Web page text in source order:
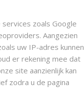
zoals Google
Aangezien
uw IP-adres kunnen
er rekening mee dat
site aanzienlijk kan
zodra u de pagina